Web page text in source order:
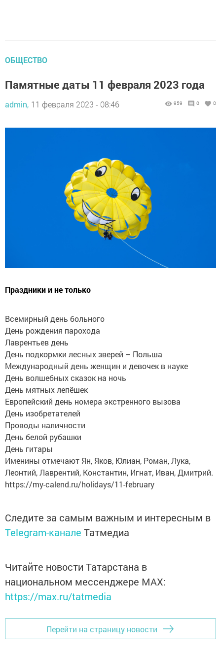
ОБЩЕСТВО
Памятные даты 11 февраля 2023 года
admin, 11 февраля 2023 - 08:46 959 0 0
Праздники и не только
Всемирный день больного
День рождения парохода
Лаврентьев день
День подкормки лесных зверей – Польша
Международный день женщин и девочек в науке
День волшебных сказок на ночь
День мятных лепёшек
Европейский день номера экстренного вызова
День изобретателей
Проводы наличности
День белой рубашки
День гитары
Именины отмечают Ян, Яков, Юлиан, Роман, Лука,
Леонтий, Лаврентий, Константин, Игнат, Иван, Дмитрий.
https://my-calend.ru/holidays/11-february
Следите за самым важным и интересным в
Telegram-канале Татмедиа
Читайте новости Татарстана в
национальном мессенджере MАХ:
https://max.ru/tatmedia
Перейти на страницу новости